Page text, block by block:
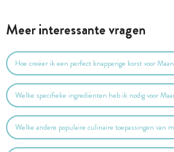
Meer interessante vragen
Hoe creëer ik een perfect knapperige korst voor
Welke specifieke ingrediënten heb ik nodig voor
Welke andere populaire culinaire toepassingen van